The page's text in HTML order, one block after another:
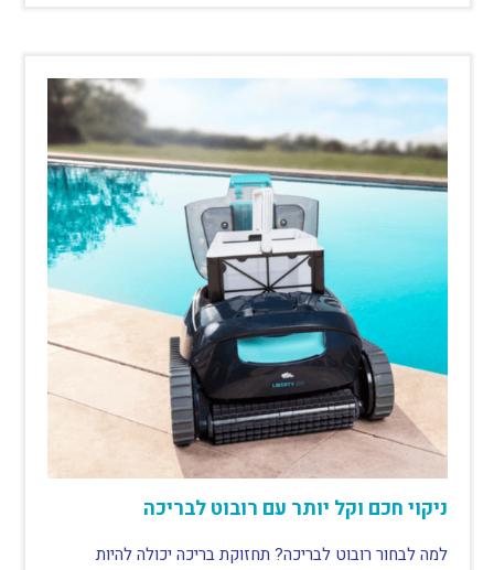
ניקוי חכם וקל יותר עם רובוט לבריכה
למה לבחור רובוט לבריכה? תחזוקת בריכה יכולה להיות